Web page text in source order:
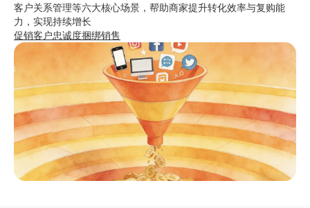
客户关系管理等六大核心场景，帮助商家提升转化效率与复购能
力，实现持续增长
促销客户忠诚度捆绑销售